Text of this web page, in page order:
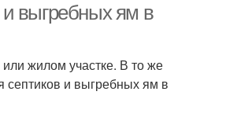
и выгребных ям в
жилом участке. В то же
септиков и выгребных ям в